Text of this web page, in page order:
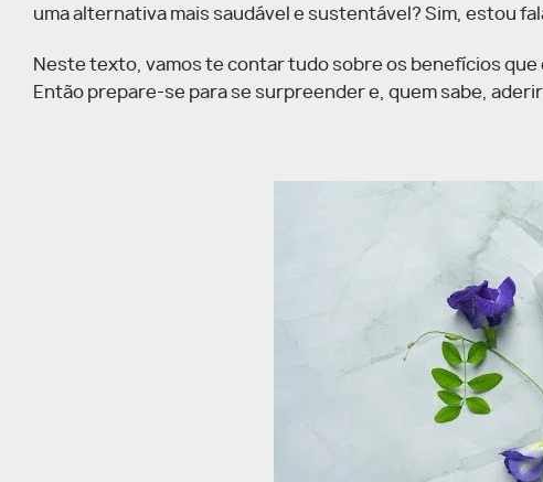
uma alternativa mais saudável e sustentável? Sim, estou
Neste texto, vamos te contar tudo sobre os benefícios
Então prepare-se para se surpreender e, quem sabe,